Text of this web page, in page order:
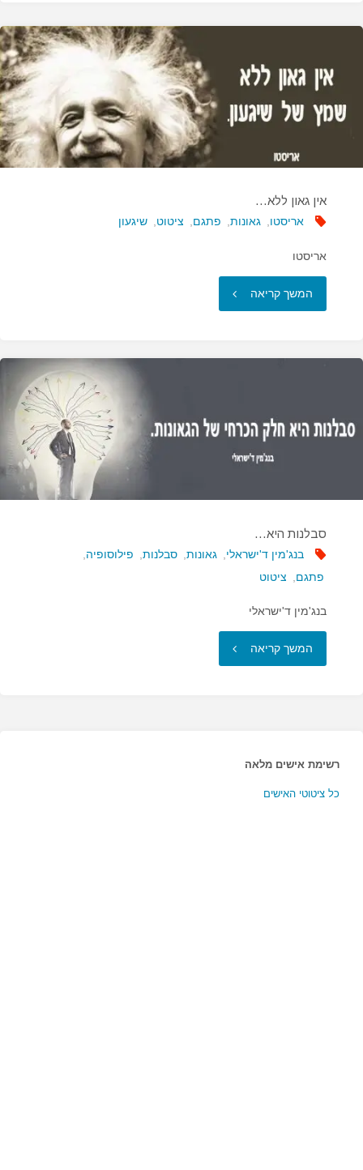
אין גאון ללא…
אריסטו, גאונות, פתגם, ציטוט, שיגעון
אריסטו
המשך קריאה "אין
ללא…"
סבלנות היא…
בנג'מין ד'ישראלי גאונות סבלנות פילוסופיה
פתגם
ציטוט
בנג'מין ד'ישראלי
המשך קריאה "סבלנות
רשימת אישים מלאה
כל ציטוטי האישים